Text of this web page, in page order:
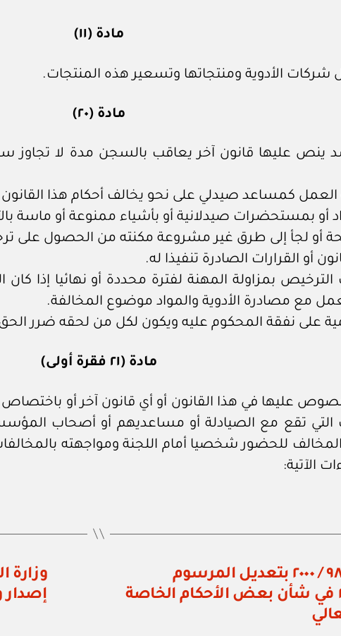
مادة (١١)
الأدوية ومنتجاتها وتسعير هذه المنتجات.
مادة (٢٠)
ينص عليها قانون آخر يعاقب بالسجن مدة لا تجاوز
كمساعد صيدلي على نحو يخالف أحكام هذا القانون
أو بمستحضرات صيدلانية أو بأشياء ممنوعة أو ماسة
أو لجأ إلى طرق غير مشروعة مكنته من الحصول على
أو القرارات الصادرة تنفيذا له.
بمزاولة المهنة لفترة محددة أو نهائيا إذا
مع مصادرة الأدوية والمواد موضوع المخالفة.
على نفقة المحكوم عليه ويكون لكل من لحقه ضرر
مادة (٢١ فقرة أولى)
عليها في هذا القانون أو أي قانون آخر أو
التي تقع مع الصيادلة أو مساعديهم أو أصحاب
المخالف للحضور شخصيا أمام اللجنة ومواجهته
الآتية:
مرسوم سلطاني رقم ٩٨ / ٢٠٠٠ بتعديل المرسوم
السلطاني رقم ٦٧ / ٢٠٠٠ في شأن بعض الأحكام الخاصة
إصدار